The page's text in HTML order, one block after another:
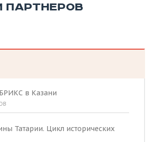
ПАРТНЕРОВ
в Казани
Татарии. Цикл исторических